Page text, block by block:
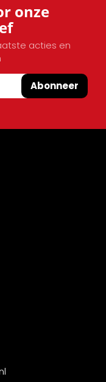
onze
acties en
Abonneer